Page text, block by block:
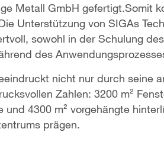
Metall GmbH gefertigt.Somit
Unterstützung von SIGAs
sowohl in der Schulung
des
nicht nur durch seine
Zahlen: 3200 m²
und 4300 m² vorgehängte
prägen.